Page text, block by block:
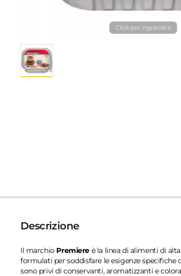
Click per ingrandire
Descrizione
Il marchio Premiere è la linea di alimenti di
formulati per soddisfare le esigenze
sono privi di conservanti, aromatizzanti e